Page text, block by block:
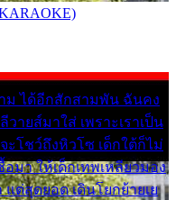
ม ได้อีกสักสามพัน ฉันคง
ายส์มาใส่ เพราะเราเป็น
ะโชว์ถึงหิวโซ เด็กใต้ก็ไม่
า ให้เด็กเทพเหลียวมอง
ต่สุดยอด เดินโยกย้ายเย